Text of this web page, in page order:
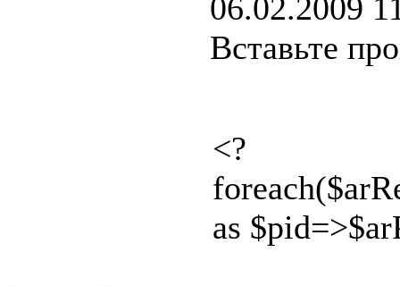
06.02.2009
Вставьте
<?
as